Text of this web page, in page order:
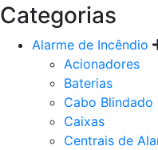
Categorias
Alarme de Incêndio
Acionadores
Baterias
Cabo Blindado
Caixas
Centrais de